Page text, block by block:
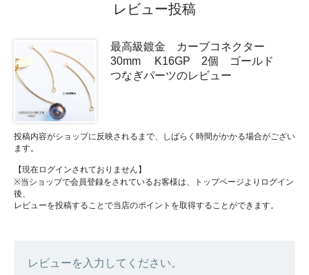
レビュー投稿
最高級鍍金 カーブコネクター
30mm K16GP 2個 ゴールド
つなぎパーツのレビュー
投稿内容がショップに反映されるまで、しばらく時間がかかる場合がござい
ます。
【現在ログインされておりません】
※当ショップで会員登録をされているお客様は、トップページよりログイン
後、
レビューを投稿することで当店のポイントを取得することができます。
レビューを入力してください。